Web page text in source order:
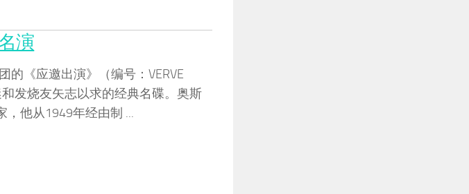
演
的《应邀出演》（编号：VERVE
发烧友矢志以求的经典名碟。奥斯
，他从1949年经由制 ...